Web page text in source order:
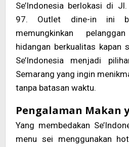
Se’Indonesia berlokasi di
97. Outlet dine-in ini
memungkinkan
hidangan berkualitas kapan
Se’Indonesia menjadi
Semarang yang ingin
tanpa batasan waktu.
Pengalaman Makan
Yang membedakan
menu sei menggunakan